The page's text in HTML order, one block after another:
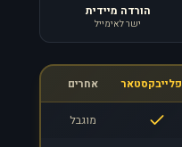
הורדה מיידית
ישר לאימייל
פלייבקסטאר אחרים
מוגבל